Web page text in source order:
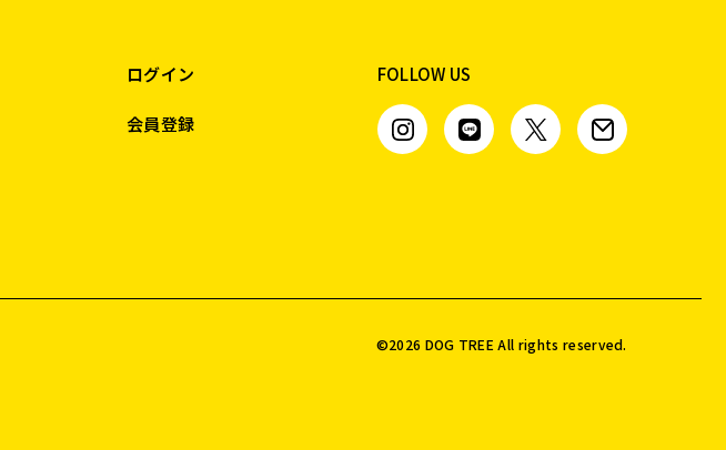
FOLLOW US
ログイン
会員登録
©️2026 DOG TREE All rights reserved.